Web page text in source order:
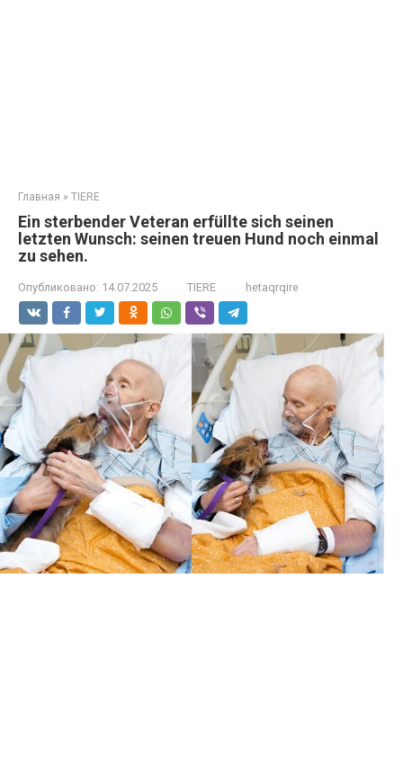
Главная » TIERE
Ein sterbender Veteran erfüllte sich seinen
letzten Wunsch: seinen treuen Hund noch einmal
zu sehen.
Опубликовано: 14.07.2025 TIERE hetaqrqire